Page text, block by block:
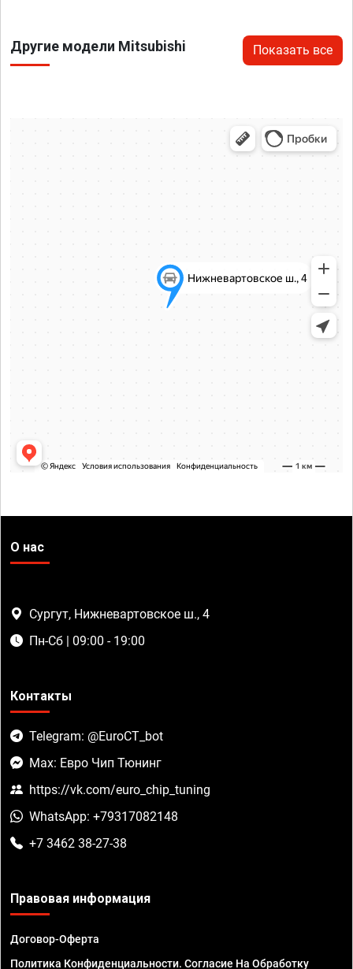
Другие модели Mitsubishi Показать все
О нас
Сургут, Нижневартовское ш., 4
Пн-Сб | 09:00 - 19:00
Контакты
Telegram: @EuroCT_bot
Max: Евро Чип Тюнинг
https://vk.com/euro_chip_tuning
WhatsApp: +79317082148
+7 3462 38-27-38
Правовая информация
Договор-Оферта
Политика Конфиденциальности. Согласие На Обработку